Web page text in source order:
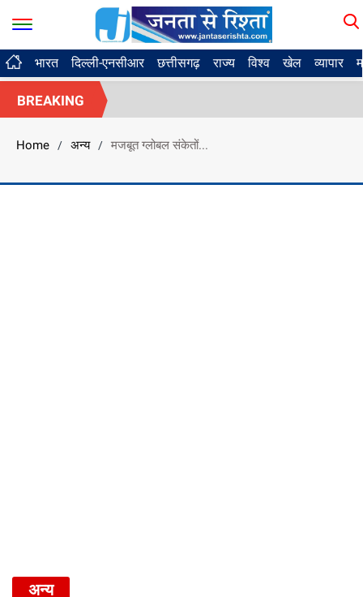
भारत दिल्ली-एनसीआर छत्तीसगढ़ राज्य विश्व खेल व्यापार
BREAKING
Home / अन्य / मजबूत ग्लोबल संकेतों...
अन्य